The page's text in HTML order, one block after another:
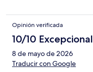
Opinión verificada
10/10 Excepcional
8 de mayo de 2026
Traducir con Google